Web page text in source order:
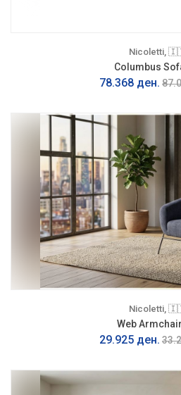
Nicoletti,
Columbus
78.368 ден.
Nicoletti,
Web
29.925 ден.